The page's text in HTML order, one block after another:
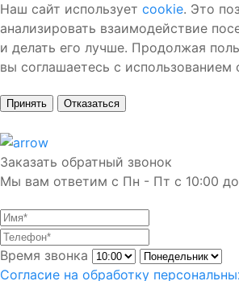
Наш сайт использует cookie. Это
анализировать взаимодействие
и делать его лучше. Продолжая
вы соглашаетесь с использованием
Принять Отказаться
Заказать обратный звонок
Мы вам ответим с Пн - Пт с 10:00
Время звонка
Согласие на обработку